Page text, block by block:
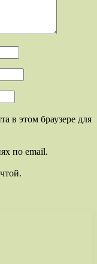
в этом браузере для
по email.